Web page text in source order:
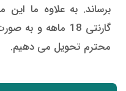
برساند. به علاوه ما این
گارنتی 18 ماهه
محترم تحویل می دهیم.